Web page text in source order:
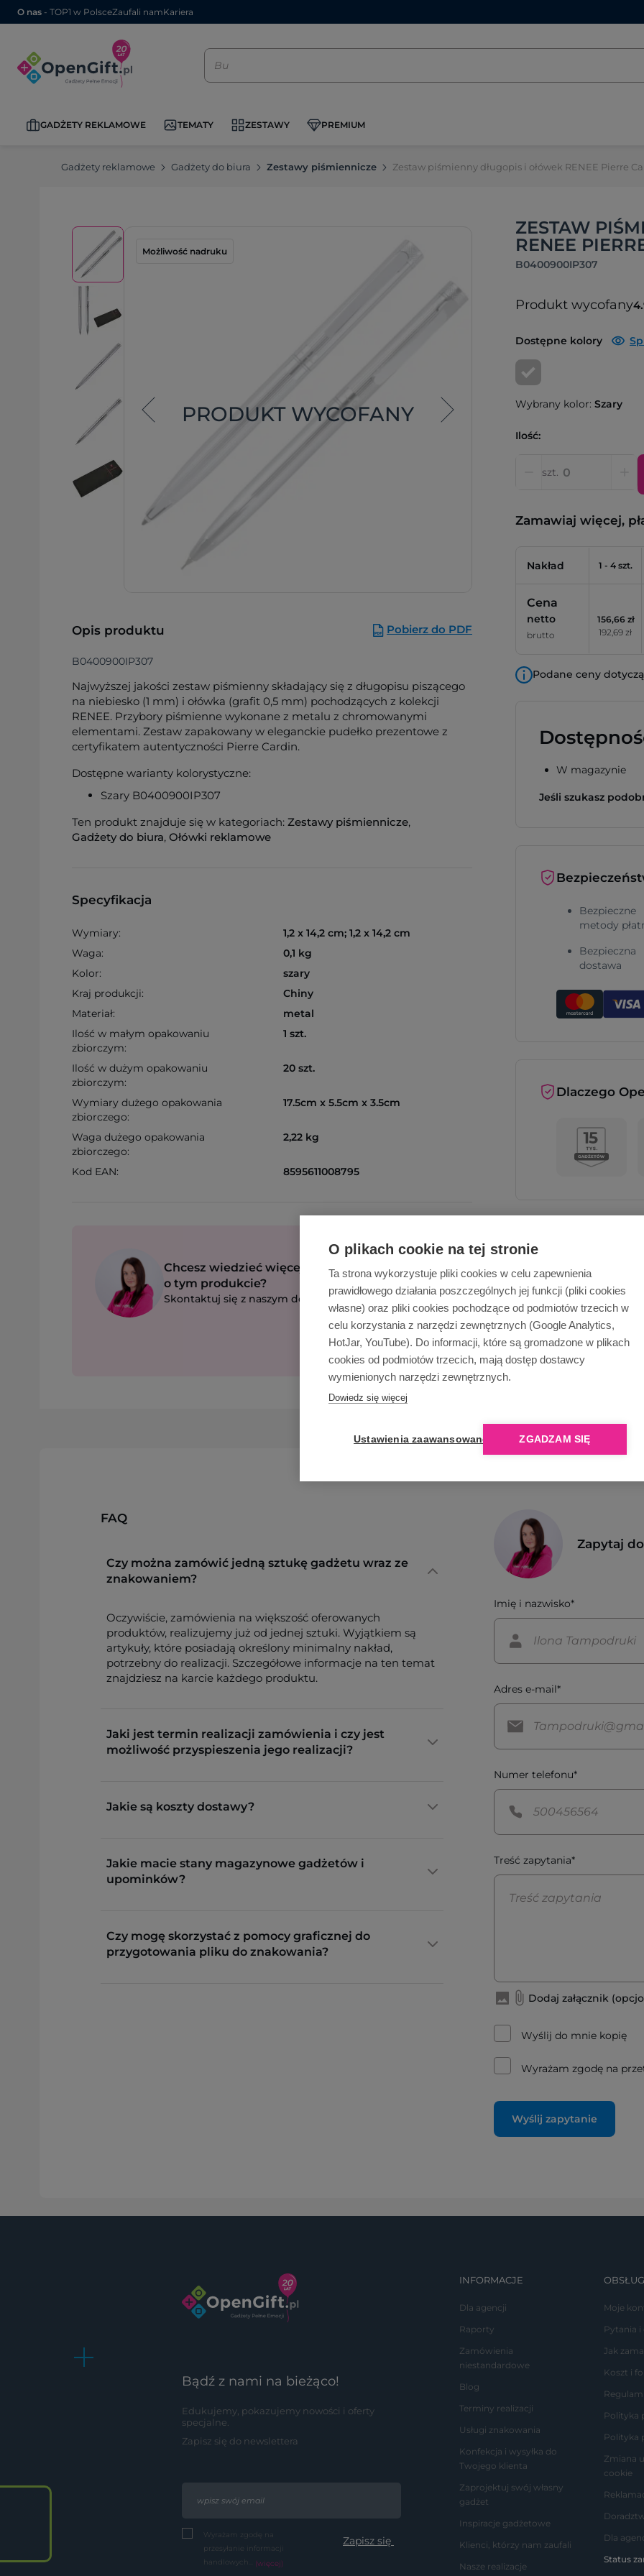
O plikach cookie na tej stronie
Ta strona wykorzystuje pliki cookies w celu zapewnienia
prawidłowego działania poszczególnych jej funkcji (pliki cookies
własne) oraz pliki cookies pochodzące od podmiotów trzecich w
celu korzystania z narzędzi zewnętrznych (Google Analytics,
HotJar, YouTube). Do informacji, które są gromadzone w plikach
cookies od podmiotów trzecich, mają dostęp dostawcy
wymienionych narzędzi zewnętrznych.
Dowiedz się więcej
Ustawienia zaawansowane ZGADZAM SIĘ
O nas - TOP1 w PolsceZaufali namKariera
GADŻETY REKLAMOWE TEMATY ZESTAWY PREMIUM
Gadżety reklamowe Gadżety do biura Zestawy piśmiennicze Zestaw piśmienny długopis i ołówek RENEE Pierre
ZESTAW
RENEE
B0400900IP307
Możliwość nadruku
PRODUKT WYCOFANY
Opis produktu Pobierz do PDF
B0400900IP307
Najwyższej jakości zestaw piśmienny składający się z długopisu piszącego
na niebiesko (1 mm) i ołówka (grafit 0,5 mm) pochodzących z kolekcji
RENEE. Przybory piśmienne wykonane z metalu z chromowanymi
elementami. Zestaw zapakowany w eleganckie pudełko prezentowe z
certyfikatem autentyczności Pierre Cardin.
Dostępne warianty kolorystyczne:
Szary B0400900IP307
Ten produkt znajduje się w kategoriach: Zestawy piśmiennicze,
Gadżety do biura, Ołówki reklamowe
Specyfikacja
Wymiary:
1,2 x 14,2 cm; 1,2 x 14,2 cm
Waga:
0,1 kg
Kolor:
szary
Kraj produkcji:
Chiny
Materiał:
metal
Ilość w małym opakowaniu
zbiorczym:
1 szt.
Ilość w dużym opakowaniu
zbiorczym:
20 szt.
Wymiary dużego opakowania
zbiorczego:
17.5cm x 5.5cm x 3.5cm
Waga dużego opakowania
zbiorczego:
2,22 kg
Kod EAN: 8595611008795
Chcesz wiedzieć więcej
o tym produkcie?
Skontaktuj się z naszym doradcą!
Wyślij zapytanie
Produkt wycofany
Dostępne kolory
Wybrany kolor: Szary
Ilość:
szt.
Zamawiaj więcej,
Nakład 1 - 4 szt.
Cena
netto
brutto
156,66 zł
192,69 zł
Podane ceny
W magazynie
Jeśli szukasz
Bezpieczne
metody
Bezpieczna
dostawa
Dlaczego
FAQ
Czy można zamówić jedną sztukę gadżetu wraz ze
znakowaniem?
Oczywiście, zamówienia na większość oferowanych
produktów, realizujemy już od jednej sztuki. Wyjątkiem są
artykuły, które posiadają określony minimalny nakład,
potrzebny do realizacji. Szczegółowe informacje na ten temat
znajdziesz na karcie każdego produktu.
Jaki jest termin realizacji zamówienia i czy jest
możliwość przyspieszenia jego realizacji?
Jakie są koszty dostawy?
Jakie macie stany magazynowe gadżetów i
upominków?
Czy mogę skorzystać z pomocy graficznej do
przygotowania pliku do znakowania?
Zapytaj
Imię i nazwisko*
Adres e-mail*
Numer telefonu*
Treść zapytania*
Dodaj załącznik
Wyślij do mnie kopię
Wyrażam zgodę na
Wyślij zapytanie
Bądź z nami na bieżąco!
Edukujemy, pokazujemy nowości i oferty
specjalne.
Zapisz się do newslettera
Wyrażam zgodę na
przesyłanie informacji
handlowych... (więcej)
INFORMACJE
Dla agencji
Raporty
Zamówienia
niestandardowe
Blog
Terminy realizacji
Usługi znakowania
Konfekcja i wysyłka do
Twojego klienta
Zaprojektuj swój własny
gadżet
Inspiracje gadżetowe
Klienci, którzy nam zaufali
Nasze realizacje
Moje
Pytania
Jak
Koszt i
Polityka
Polityka
Zmiana
cookie
Dla
Status